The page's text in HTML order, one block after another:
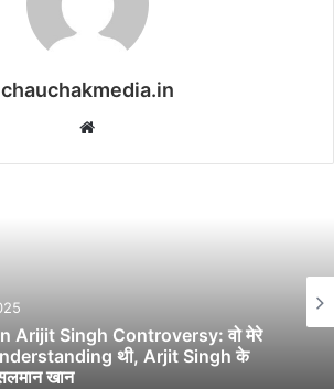
chauchakmedia.in
Website
Arijit Singh Controversy: वो मेरे
थी, Arjit Singh के
खान